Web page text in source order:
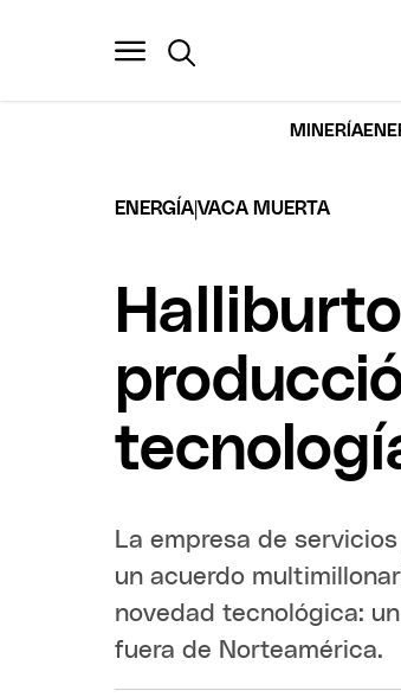
MINERÍA
ENERGÍA|VACA MUERTA
La empresa de
un acuerdo
novedad tecnológica:
fuera de Norteamérica.